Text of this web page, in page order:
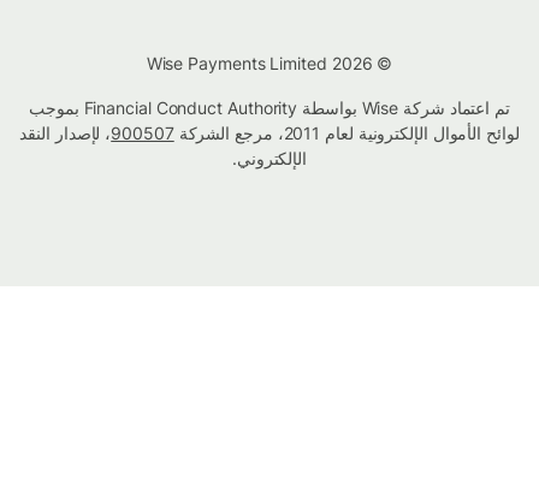
تم اعتماد شركة Wise بواسطة Financial Conduct Authority بموجب
لوائح الأموال الإلكترونية لعام 2011، مرجع الشركة
900507، لإصدار النقد
الإلكتروني.